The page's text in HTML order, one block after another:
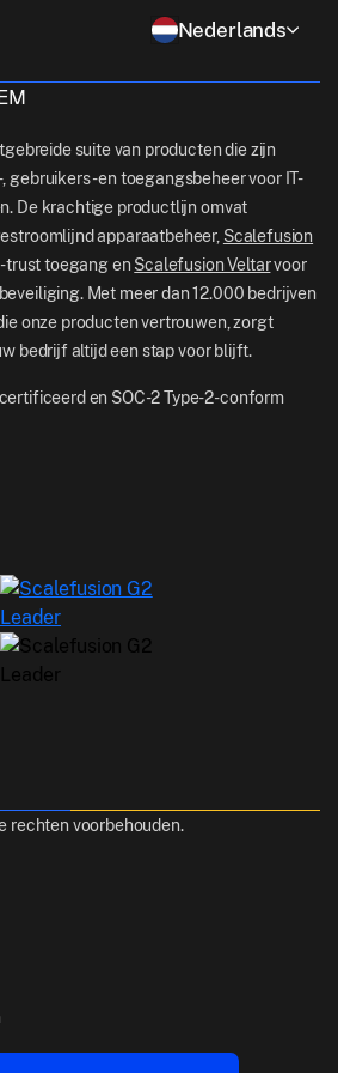
Nederlands
suite van producten die zijn
gebruikers- en toegangsbeheer voor IT-
De krachtige productlijn omvat
apparaatbeheer, Scalefusion
trust toegang en Scalefusion Veltarvoor
Met meer dan 12.000 bedrijven
onze producten vertrouwen, zorgt
bedrijf altijd een stap voor blijft.
en SOC-2 Type-2-conform
rechten voorbehouden.